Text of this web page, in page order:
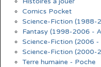
Comics Pocket
Science-Fiction (1988-
Fantasy (1998-2006 -
Science-Fiction (2006 -
Science-Fiction (2000-
Terre humaine - Poche